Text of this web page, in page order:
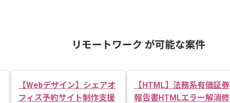
リモートワーク が可能な案件
【Webデザイン】シェアオ
フィス予約サイト制作支援
【HTML】法務系有価証券
報告書HTMLエラー解消修